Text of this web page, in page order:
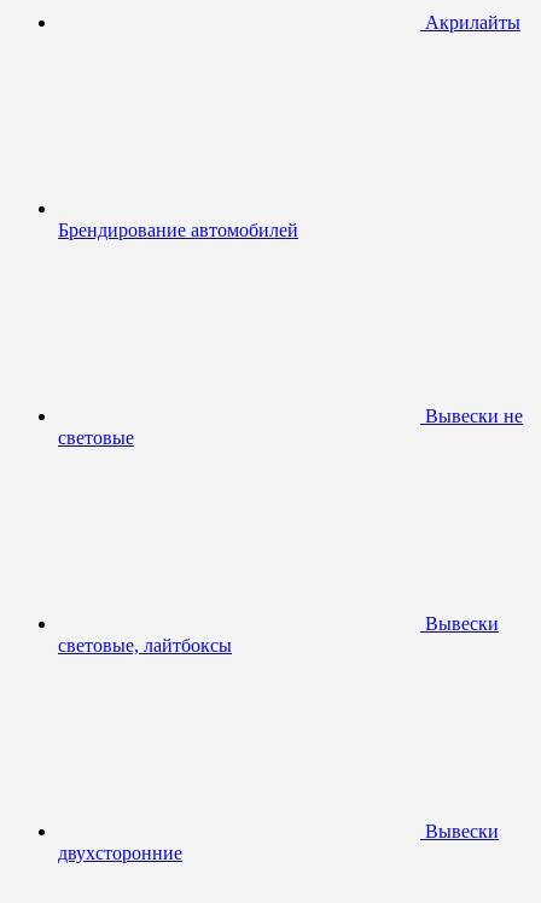
Акрилайты
Брендирование автомобилей
Вывески не
световые
Вывески
световые, лайтбоксы
Вывески
двухсторонние